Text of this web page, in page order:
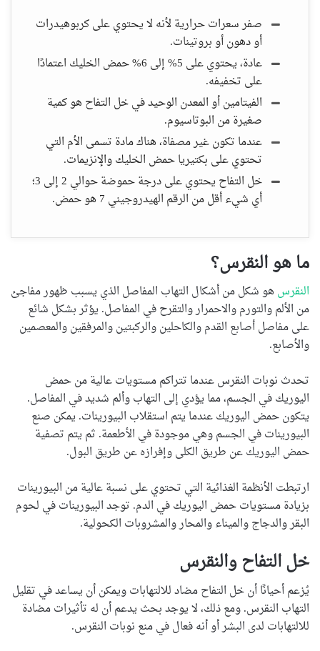
صفر سعرات حرارية لأنه لا يحتوي على كربوهيدرات
أو دهون أو بروتينات.
عادة، يحتوي على 5% إلى 6% حمض الخليك اعتمادًا
على تخفيفه.
الفيتامين أو المعدن الوحيد في خل التفاح هو كمية
صغيرة من البوتاسيوم.
عندما تكون غير مصفاة، هناك مادة تسمى الأم التي
تحتوي على بكتيريا حمض الخليك والإنزيمات.
خل التفاح يحتوي على درجة حموضة حوالي 2 إلى 3؛
أي شيء أقل من الرقم الهيدروجيني 7 هو حمض.
ما هو النقرس؟
النقرس هو شكل من أشكال التهاب المفاصل الذي يسبب ظهور مفاجئ
من الألم والتورم والاحمرار والتقرح في المفاصل. يؤثر بشكل شائع
على مفاصل أصابع القدم والكاحلين والركبتين والمرفقين والمعصمين
والأصابع.
تحدث نوبات النقرس عندما تتراكم مستويات عالية من حمض
اليوريك في الجسم، مما يؤدي إلى التهاب وألم شديد في المفاصل.
يتكون حمض اليوريك عندما يتم استقلاب البيورينات. يمكن صنع
البيورينات في الجسم وهي موجودة في الأطعمة. ثم يتم تصفية
حمض اليوريك عن طريق الكلى وإفرازه عن طريق البول.
ارتبطت الأنظمة الغذائية التي تحتوي على نسبة عالية من البيورينات
بزيادة مستويات حمض اليوريك في الدم. توجد البيورينات في لحوم
البقر والدجاج والميناء والمحار والمشروبات الكحولية.
خل التفاح والنقرس
يُزعم أحيانًا أن خل التفاح مضاد للالتهابات ويمكن أن يساعد في تقليل
التهاب النقرس. ومع ذلك، لا يوجد بحث يدعم أن له تأثيرات مضادة
للالتهابات لدى البشر أو أنه فعال في منع نوبات النقرس.